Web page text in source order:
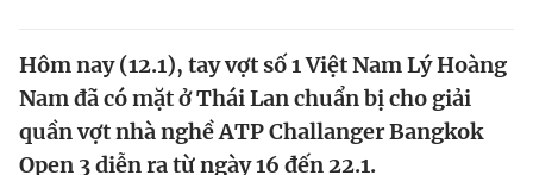
Video Magazine
Hôm nay (12.1), tay vợt số 1 Việt Nam Lý Hoàng
Nam đã có mặt ở Thái Lan chuẩn bị cho giải
quần vợt nhà nghề ATP Challanger Bangkok
Open 3 diễn ra từ ngày 16 đến 22.1.